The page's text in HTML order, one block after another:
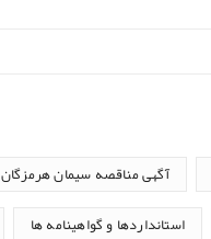
آگهی مناقصه سیمان هرمزگان
استانداردها و گواهینامه ها